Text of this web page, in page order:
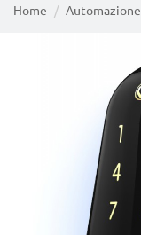
Home Automazione